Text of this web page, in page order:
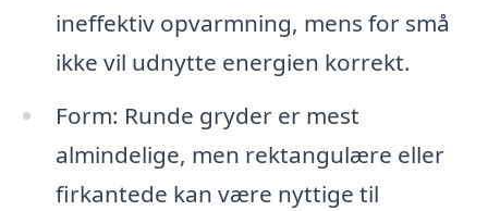
ineffektiv opvarmning, mens for små
ikke vil udnytte energien korrekt.
Form: Runde gryder er mest
almindelige, men rektangulære eller
firkantede kan være nyttige til